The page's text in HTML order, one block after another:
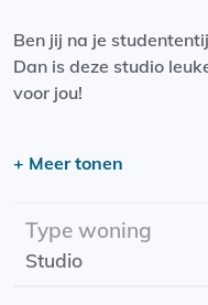
Ben jij na je
Dan is deze studio
voor jou!
steenworp afstand van
winkelcentrum De
een parkeergarage
+ Meer tonen
Type woning
Studio